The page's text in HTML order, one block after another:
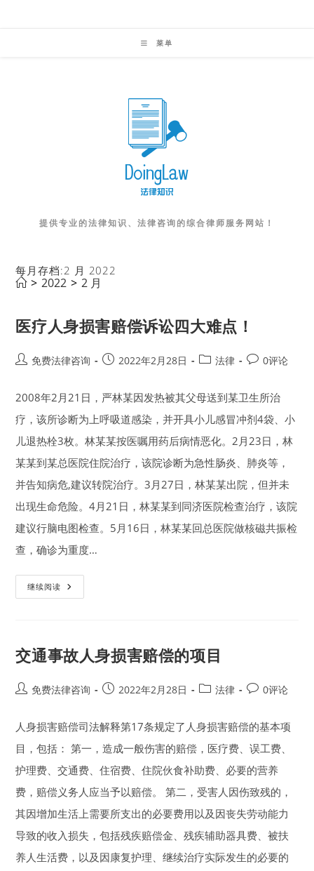
菜单
提供专业的法律知识、法律咨询的综合律师服务网站！
每月存档:2 月 2022
> 2022 > 2 月
医疗人身损害赔偿诉讼四大难点！
Post免费法律咨询
Post2022年2月28日
Post法律
Post0评论
2008年2月21日，严林某因发热被其父母送到某卫生所治
疗，该所诊断为上呼吸道感染，并开具小儿感冒冲剂4袋、小
儿退热栓3枚。林某某按医嘱用药后病情恶化。2月23日，林
某某到某总医院住院治疗，该院诊断为急性肠炎、肺炎等，
并告知病危,建议转院治疗。3月27日，林某某出院，但并未
出现生命危险。4月21日，林某某到同济医院检查治疗，该院
建议行脑电图检查。5月16日，林某某回总医院做核磁共振检
查，确诊为重度…
继续阅读 医
疗
赔
偿
诉
四
大
交通事故人身损害赔偿的项目
Post免费法律咨询
Post2022年2月28日
Post法律
Post0评论
人身损害赔偿司法解释第17条规定了人身损害赔偿的基本项
目，包括： 第一，造成一般伤害的赔偿，医疗费、误工费、
护理费、交通费、住宿费、住院伙食补助费、必要的营养
费，赔偿义务人应当予以赔偿。 第二，受害人因伤致残的，
其因增加生活上需要所支出的必要费用以及因丧失劳动能力
导致的收入损失，包括残疾赔偿金、残疾辅助器具费、被扶
养人生活费，以及因康复护理、继续治疗实际发生的必要的